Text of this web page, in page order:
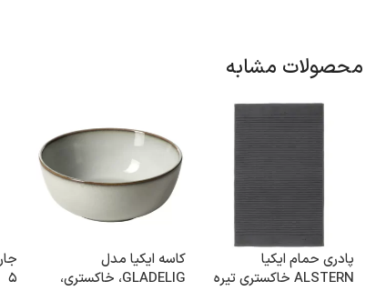
محصولات مشابه
پادری حمام ایکیا
ALSTERN خاکستری تیره
کاسه ایکیا مدل
GLADELIG، خاکستری،
۵